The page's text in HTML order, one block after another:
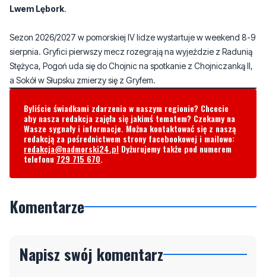
sierpnia. Gryfici pierwszy mecz rozegrają na wyjeździe z Radunią
a Sokół w Słupsku zmierzy się z Gryfem.
Byliście świadkami zdarzenia w naszym regionie? Chcecie
aby nasza redakcja zajęła się jakimś tematem? Czekamy na
Wasze sygnały i informacje. Można kontaktować się z naszą
redakcja@nadmorski24.plDyżurujemy także pod numerem
telefonu729 715 670.
Komentarze
Napisz swój komentarz
komentarze! Jeśli widzisz niestosowny wpis -
kliknij "zgłoś nadużycie".